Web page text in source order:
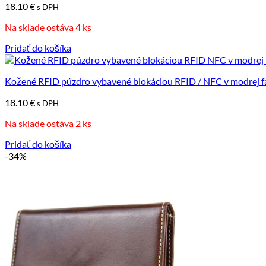
18.10€s DPH
Na sklade ostáva 4 ks
Pridať do košíka
Kožené RFID púzdro vybavené blokáciou RFID / NFC v modrej
18.10€s DPH
Na sklade ostáva 2 ks
Pridať do košíka
-34%